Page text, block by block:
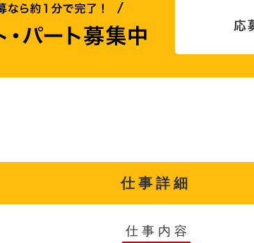
仕事詳細
仕事内容